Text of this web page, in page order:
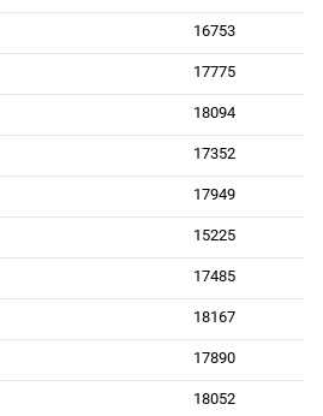
16753
17775
18094
17352
17949
15225
17485
18167
17890
18052